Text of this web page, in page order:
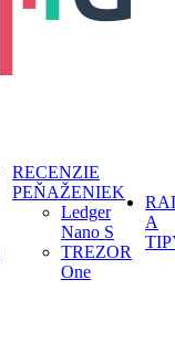
RECENZIE
PEŇAŽENIEK
Ledger
Nano S
TREZOR
One
A